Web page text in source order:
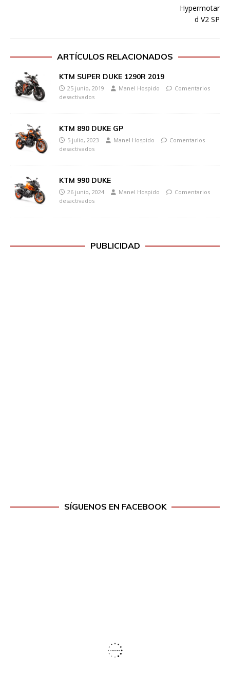
ARTÍCULOS RELACIONADOS
KTM SUPER DUKE 1290R 2019
25 junio, 2019 Manel Hospido
Comentarios
desactivados
KTM 890 DUKE GP
5 julio, 2023 Manel Hospido
Comentarios
desactivados
KTM 990 DUKE
26 junio, 2024 Manel Hospido
Comentarios
desactivados
PUBLICIDAD
SÍGUENOS EN FACEBOOK